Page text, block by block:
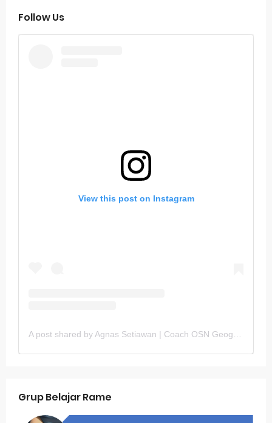
Follow Us
View this post on Instagram
A post shared by Agnas Setiawan | Coach OSN Geografi (@gurugeografi)
Grup Belajar Rame